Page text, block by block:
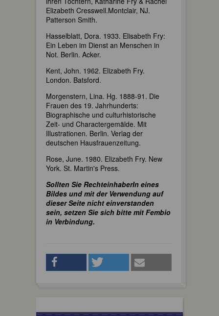
Elizabeth Cresswell.Montclair, NJ.
Patterson Smith.
Hasselblatt, Dora. 1933. Elisabeth Fry:
Ein Leben im Dienst an Menschen in
Not. Berlin. Acker.
Kent, John. 1962. Elizabeth Fry.
London. Batsford.
Morgenstern, Lina. Hg. 1888-91. Die
Frauen des 19. Jahrhunderts:
Biographische und culturhistorische
Zeit- und Charactergemälde. Mit
Illustrationen. Berlin. Verlag der
deutschen Hausfrauenzeitung.
Rose, June. 1980. Elizabeth Fry. New
York. St. Martin's Press.
Sollten Sie RechteinhaberIn eines
Bildes und mit der Verwendung auf
dieser Seite nicht einverstanden
sein, setzen Sie sich bitte mit Fembio
in Verbindung.